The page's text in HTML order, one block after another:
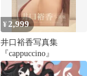
¥ 2,999
井口裕香写真集
『cappuccino』